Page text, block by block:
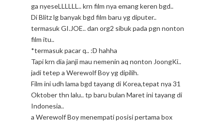
ga nyeseLLLLLL.. krn film nya emang keren bgd..
Di Blitz lg banyak bgd film baru yg diputer..
termasuk GI.JOE.. dan org2 sibuk pada pgn nonton
film itu..
*termasuk pacar q.. :D hahha
Tapi krn dia janji mau nemenin aq nonton JoongKi..
jadi tetep a Werewolf Boy yg dipilih.
Film ini udh lama bgd tayang di Korea,tepat nya 31
Oktober thn lalu.. tp baru bulan Maret ini tayang di
Indonesia..
a Werewolf Boy menempati posisi pertama box